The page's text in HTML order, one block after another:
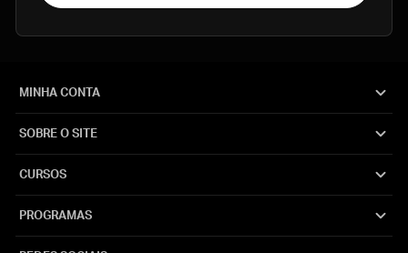
MINHA CONTA
SOBRE O SITE
CURSOS
PROGRAMAS